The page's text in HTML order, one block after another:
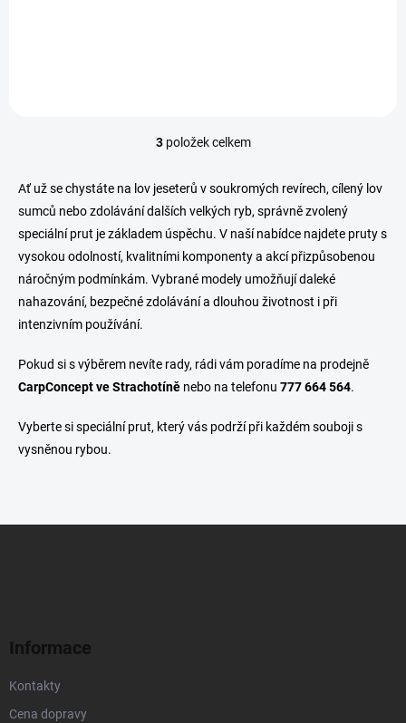
O
l
á
d
a
c
p
r
y
v
ý
i
3položek celkem
Ať už se chystáte na lov jeseterů v soukromých revírech, cílený lov
sumců nebo zdolávání dalších velkých ryb, správně zvolený
speciální prut je základem úspěchu. V naší nabídce najdete pruty s
vysokou odolností, kvalitními komponenty a akcí přizpůsobenou
náročným podmínkám. Vybrané modely umožňují daleké
nahazování, bezpečné zdolávání a dlouhou životnost i při
intenzivním používání.
Pokud si s výběrem nevíte rady, rádi vám poradíme na prodejně
CarpConcept ve Strachotíně nebo na telefonu 777 664 564.
Vyberte si speciální prut, který vás podrží při každém souboji s
vysněnou rybou.
Informace
Kontakty
Cena dopravy